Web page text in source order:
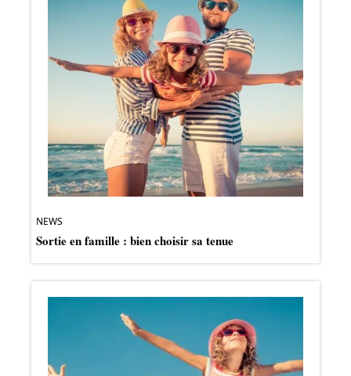
NEWS
Sortie en famille : bien choisir sa tenue